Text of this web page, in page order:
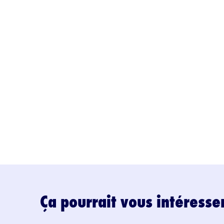
Ça pourrait vous